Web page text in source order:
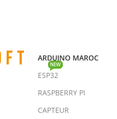
ARDUINO MAROC
ESP32
NEW
RASPBERRY PI
CAPTEUR